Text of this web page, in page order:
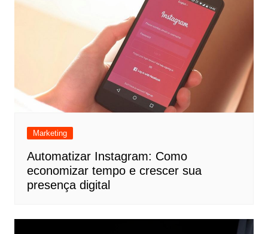
Marketing
Automatizar Instagram: Como
economizar tempo e crescer sua
presença digital